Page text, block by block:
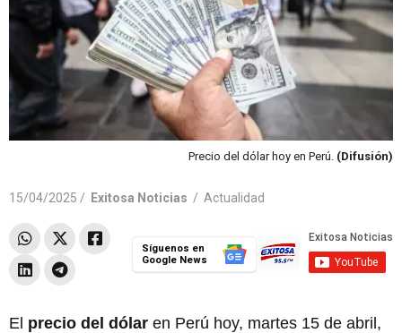
Precio del dólar hoy en Perú. (Difusión)
15/04/2025 / Exitosa Noticias / Actualidad
Síguenos en
Google News
El precio del dólar en Perú hoy, martes 15 de abril,